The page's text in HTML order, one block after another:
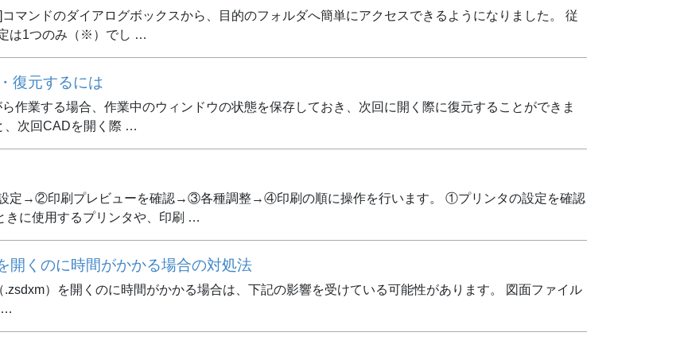
マンドのダイアログボックスから、目的のフォルダへ簡単にアクセスできるようになりました。 従
は1つのみ（※）でし …
復元するには
作業する場合、作業中のウィンドウの状態を保存しておき、次回に開く際に復元することができま
、次回CADを開く際 …
定→②印刷プレビューを確認→③各種調整→④印刷の順に操作を行います。 ①プリンタの設定を確認
きに使用するプリンタや、印刷 …
開くのに時間がかかる場合の対処法
）を開くのに時間がかかる場合は、下記の影響を受けている可能性があります。 図面ファイル
…